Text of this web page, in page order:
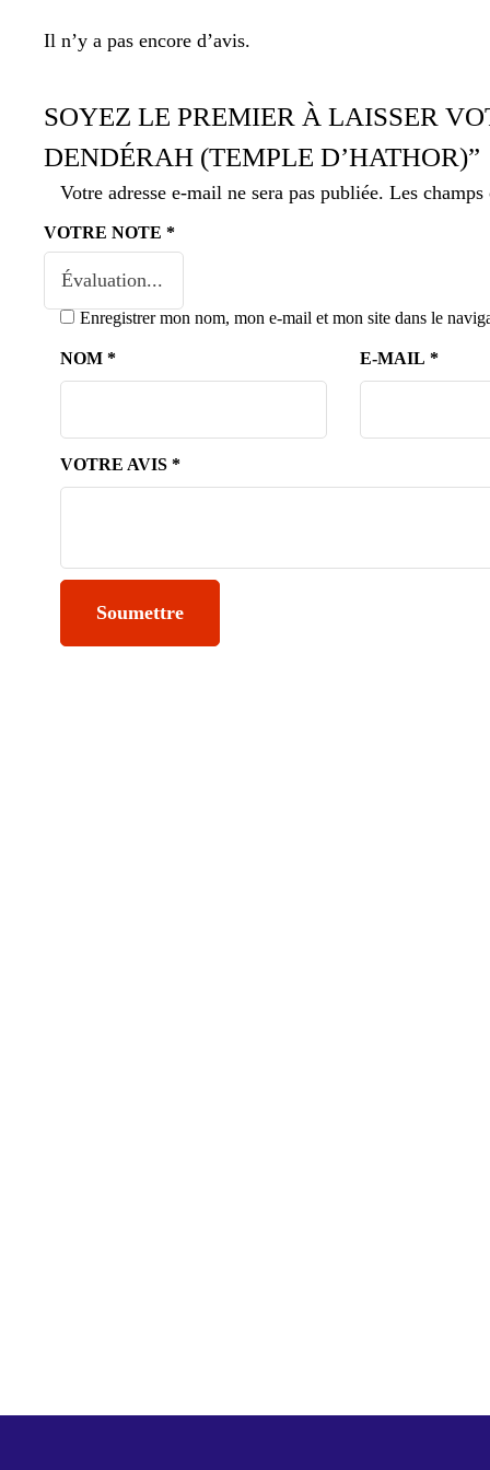
Il n’y a pas encore d’avis.
SOYEZ LE PREMIER À LAISSER
DENDÉRAH (TEMPLE D’HATHOR)”
Votre adresse e-mail ne sera pas publiée. Les
VOTRE NOTE *
VOTRE AVIS *
NOM * E-MAIL *
Enregistrer mon nom, mon e-mail et mon site dans le